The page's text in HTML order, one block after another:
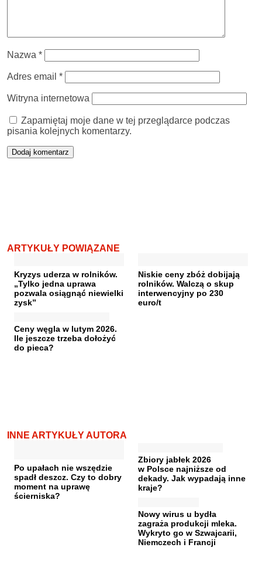
Nazwa *
Adres email *
Witryna internetowa
Zapamiętaj moje dane w tej przeglądarce podczas
pisania kolejnych komentarzy.
ARTYKUŁY POWIĄZANE
Kryzys uderza w rolników.
„Tylko jedna uprawa
pozwala osiągnąć niewielki
zysk”
Niskie ceny zbóż dobijają
rolników. Walczą o skup
interwencyjny po 230
euro/t
Ceny węgla w lutym 2026.
Ile jeszcze trzeba dołożyć
do pieca?
INNE ARTYKUŁY AUTORA
Po upałach nie wszędzie
spadł deszcz. Czy to dobry
moment na uprawę
ścierniska?
Zbiory jabłek 2026
w Polsce najniższe od
dekady. Jak wypadają inne
kraje?
Nowy wirus u bydła
zagraża produkcji mleka.
Wykryto go w Szwajcarii,
Niemczech i Francji